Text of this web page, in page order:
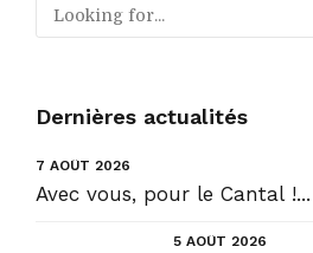
Dernières actualités
7 AOÛT 2026
Avec vous, pour le Cantal !...
5 AOÛT 2026